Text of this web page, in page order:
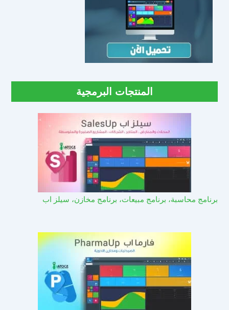
المنتجات البرمجية
برنامج محاسبة، برنامج مبيعات، برنامج مخازن، سيلز اب